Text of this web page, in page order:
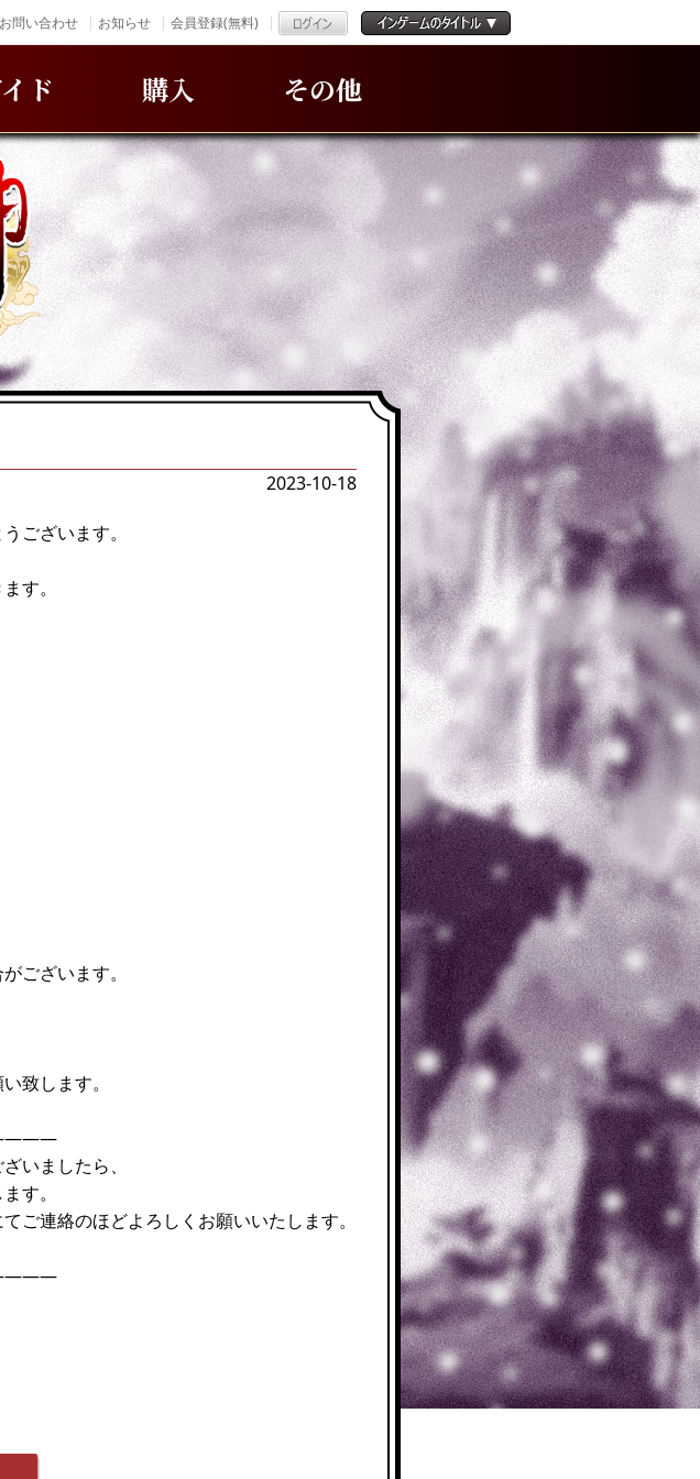
お問い合わせ お知らせ 会員登録(無料)
ド 購入 その他
2023-10-18
ございます。
す。
ございます。
致します。
いましたら、
す。
ご連絡のほどよろしくお願いいたします。